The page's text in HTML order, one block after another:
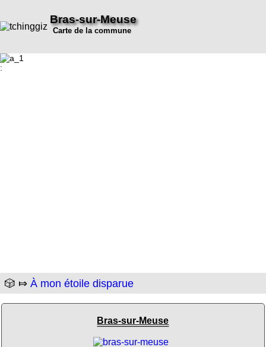
Bras-sur-Meuse
Carte de la commune
:
🎲 ⤇ À mon étoile disparue
Bras-sur-Meuse